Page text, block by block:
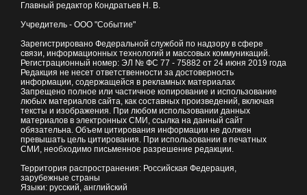
Главный редактор Кондратьев Н. В.
Учредитель - ООО "Событие"
Зарегистрировано Федеральной службой по надзору в сфере
связи, информационных технологий и массовых коммуникаций.
Регистрационный номер: ЭЛ № ФС 77 - 75882 от 24 июня 2019 года
Редакция не несет ответственности за достоверность
информации, содержащейся в рекламных материалах
Запрещено полное или частичное копирование и использование
любых материалов сайта, как составных произведений, включая
тексты и изображения. При любом использовании данных
материалов в электронных СМИ, ссылка на данный сайт
обязательна. Объем цитирования информации не должен
превышать цель цитирования. При использовании в печатных
СМИ, необходимо письменное разрешение редакции.
Территория распространения: Российская Федерация,
зарубежные страны
Языки: русский, английский